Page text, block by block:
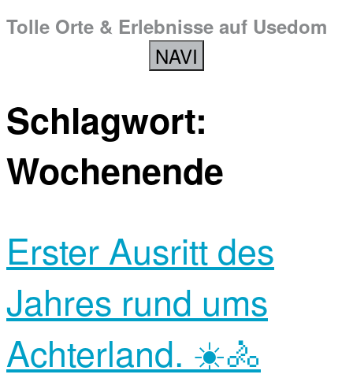
Tolle Orte & Erlebnisse auf Usedom
NAVI
Schlagwort:
Wochenende
Erster Ausritt des
Jahres rund ums
Achterland. ☀️🚴